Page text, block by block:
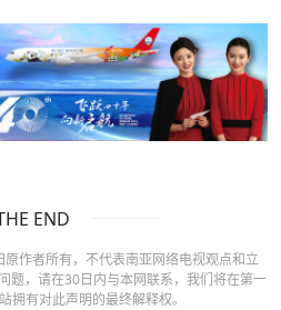
END
作者所有，不代表南亚网络电视观点和立
题，请在30日内与本网联系，我们将在第一
拥有对此声明的最终解释权。